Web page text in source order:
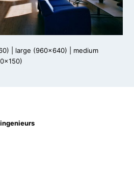
large (960x640)
medium